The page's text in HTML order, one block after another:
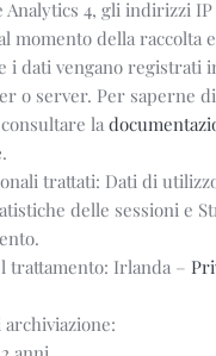
Analytics 4, gli indirizzi
momento della raccolta
i dati vengano registrati
o server. Per saperne
la
.
trattati: Dati di
delle sessioni e
trattamento: Irlanda –